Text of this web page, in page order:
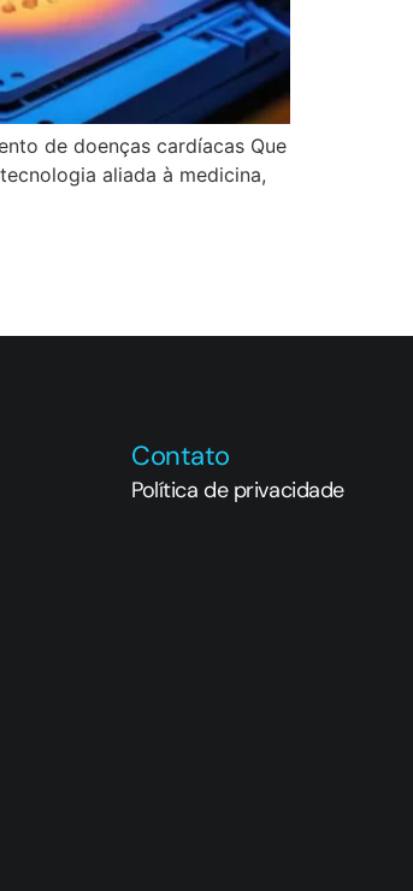
de doenças cardíacas Que
aliada à medicina,
Contato
Política de privacidade